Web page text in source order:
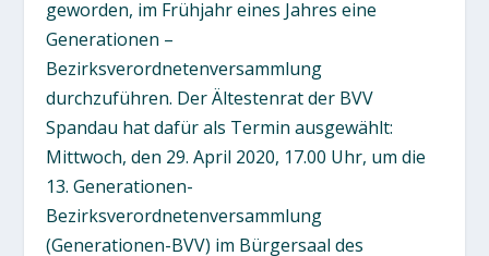
geworden, im Frühjahr eines Jahres eine
Generationen –
Bezirksverordnetenversammlung
durchzuführen. Der Ältestenrat der BVV
Spandau hat dafür als Termin ausgewählt:
Mittwoch, den 29. April 2020, 17.00 Uhr, um die
13. Generationen-
Bezirksverordnetenversammlung
(Generationen-BVV) im Bürgersaal des